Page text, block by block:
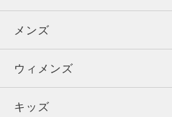
メンズ
ウィメンズ
キッズ
メンズ
トップス
ボトムス
ウィメンズ
トップス
キッズ